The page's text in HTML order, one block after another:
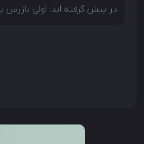
در پیش گرفته اند: اولی